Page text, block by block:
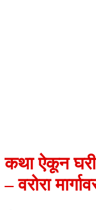
कथा ऐकून घरी
– वरोरा